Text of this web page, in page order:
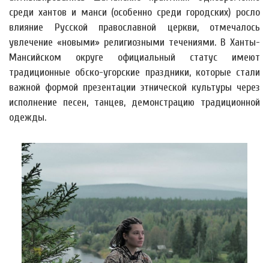
среди хантов и манси (особенно среди городских) росло
влияние Русской православной церкви, отмечалось
увлечение «новыми» религиозными течениями. В Ханты-
Мансийском округе официальный статус имеют
традиционные обско-угорские праздники, которые стали
важной формой презентации этнической культуры через
исполнение песен, танцев, демонстрацию традиционной
одежды.